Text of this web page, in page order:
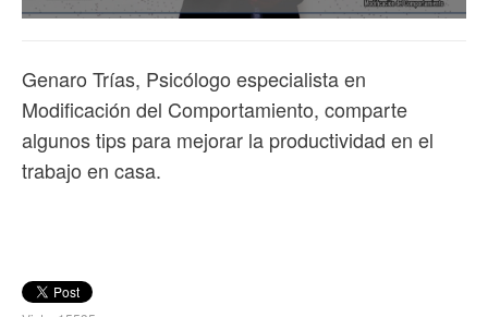
Genaro Trías, Psicólogo especialista en
Modificación del Comportamiento, comparte
algunos tips para mejorar la productividad en el
trabajo en casa.